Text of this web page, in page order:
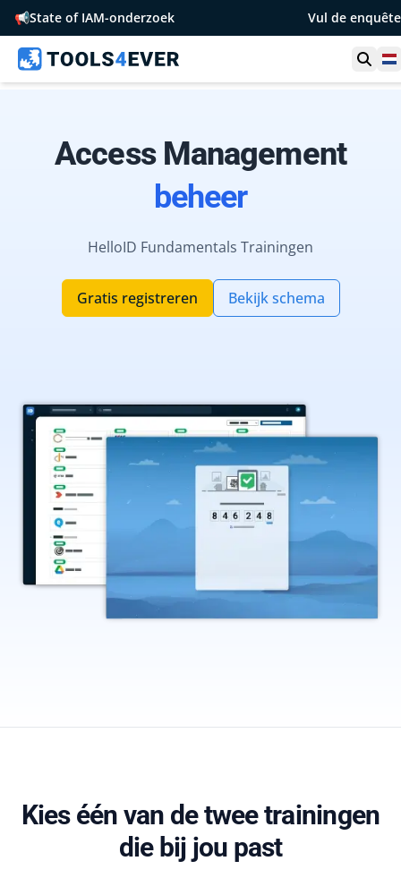
📢State of IAM-onderzoek Vul de
Access Management
beheer
HelloID Fundamentals Trainingen
Gratis registreren Bekijk schema
Kies één van de twee trainingen
die bij jou past